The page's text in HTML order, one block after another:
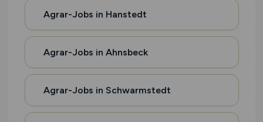
Agrar-Jobs in Hanstedt
Agrar-Jobs in Ahnsbeck
Agrar-Jobs in Schwarmstedt